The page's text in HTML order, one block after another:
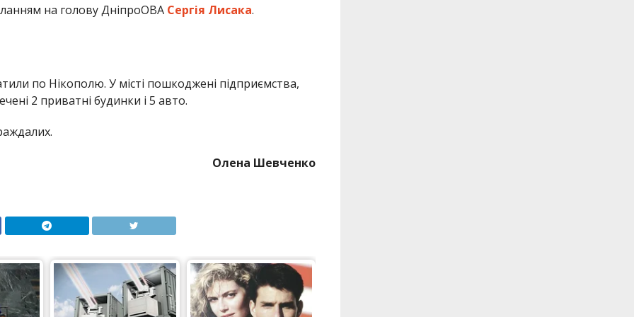
на голову ДніпроОВА Сергія Лисака.
по Нікополю. У місті пошкоджені підприємства,
2 приватні будинки і 5 авто.
Олена Шевченко